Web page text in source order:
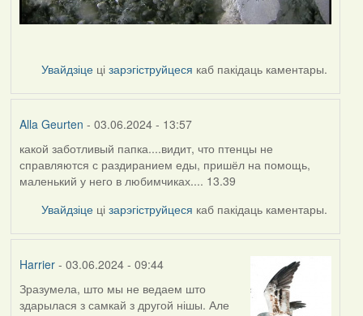
Увайдзіце цізарэгіструйцеся каб пакідаць каментары.
Alla Geurten - 03.06.2024 - 13:57
какой заботливый папка....видит, что птенцы не
справляются с раздиранием еды, пришёл на помощь,
маленький у него в любимчиках.... 13.39
Увайдзіце цізарэгіструйцеся каб пакідаць каментары.
Harrier- 03.06.2024 - 09:44
Зразумела, што мы не ведаем што
здарылася з самкай з другой нішы. Але